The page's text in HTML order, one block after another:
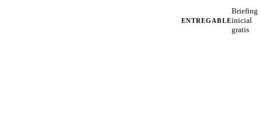
ENTREGABLE
Briefing
inicial
gratis